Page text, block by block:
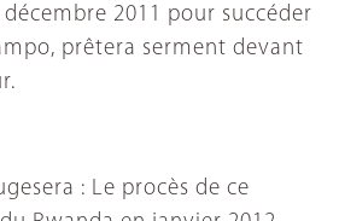
2011 pour succéder
prêtera serment devant
: Le procès de ce